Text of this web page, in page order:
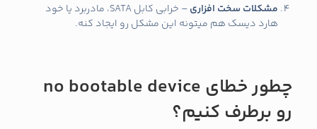
مشکلات سخت‌ افزاری
– خرابی کابل SATA، مادربرد یا خود
هارد دیسک هم میتونه این مشکل رو ایجاد کنه.
چطور خطای no bootable device
رو برطرف کنیم؟